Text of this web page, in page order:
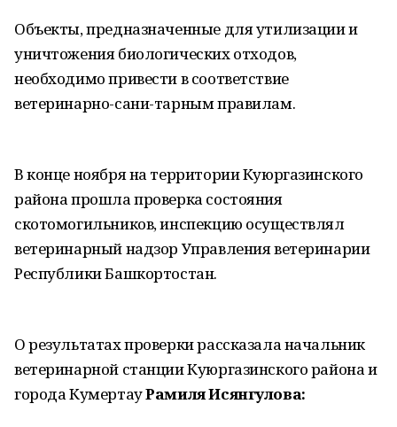
Объекты, предназначенные для утилизации и
уничтожения биологических отходов,
необходимо привести в соответствие
ветеринарно-сани-тарным правилам.
В конце ноября на территории Куюргазинского
района прошла проверка состояния
скотомогильников, инспекцию осуществлял
ветеринарный надзор Управления ветеринарии
Республики Башкортостан.
О результатах проверки рассказала начальник
ветеринарной станции Куюргазинского района и
города КумертауРамиля Исянгулова: